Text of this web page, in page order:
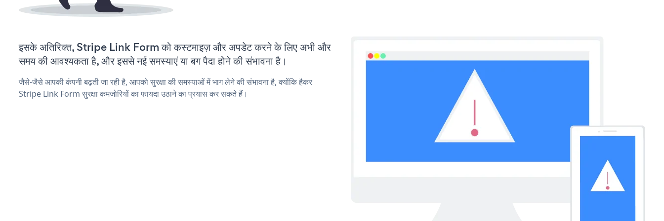
इसके अतिरिक्त, Stripe Link Form को कस्टमाइज़ और अपडेट करने के लिए अभी और
समय की आवश्यकता है, और इससे नई समस्याएं या बग पैदा होने की संभावना है।
जैसे-जैसे आपकी कंपनी बढ़ती जा रही है, आपको सुरक्षा की समस्याओं में भाग लेने की संभावना है, क्योंकि हैकर
Stripe Link Form सुरक्षा कमजोरियों का फायदा उठाने का प्रयास कर सकते हैं।